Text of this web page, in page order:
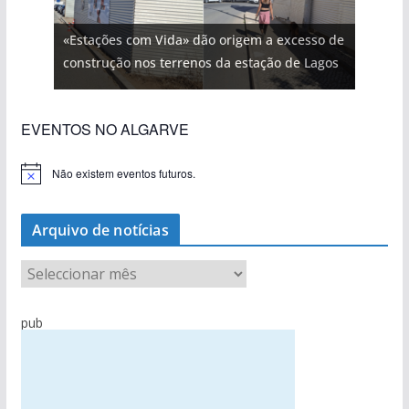
«Estações com Vida» dão origem a excesso de
construção nos terrenos da estação de Lagos
EVENTOS NO ALGARVE
Não existem eventos futuros.
Arquivo de notícias
r
q
pub